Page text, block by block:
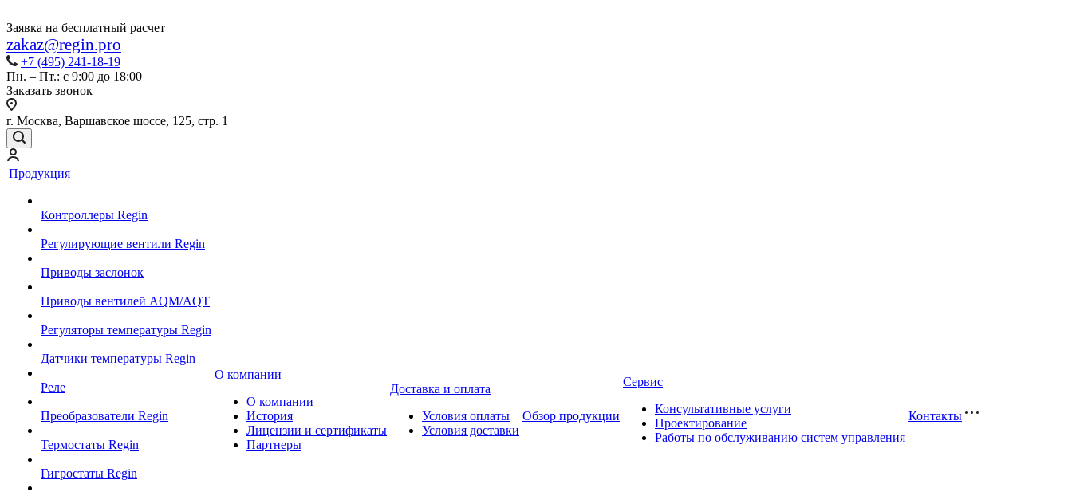
Заявка на бесплатный расчет
zakaz@regin.pro
+7 (495) 241-18-19
Пн. – Пт.: с 9:00 до 18:00
Заказать звонок
г. Москва, Варшавское шоссе, 125, стр. 1
Продукция
Контроллеры Regin
Регулирующие вентили Regin
Приводы заслонок
Приводы вентилей AQM/AQT
Регуляторы температуры Regin
Датчики температуры Regin
Реле
Преобразователи Regin
Термостаты Regin
Гигростаты Regin
О компании
О компании
История
Лицензии и сертификаты
Партнеры
Доставка и оплата
Условия оплаты
Условия доставки
Обзор продукции
Сервис
Консультативные услуги
Проектирование
Работы по обслуживанию систем управления
Контакты